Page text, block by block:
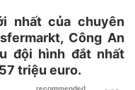
nhất của chuyên
Công An
đội hình đắt nhất
triệu euro.